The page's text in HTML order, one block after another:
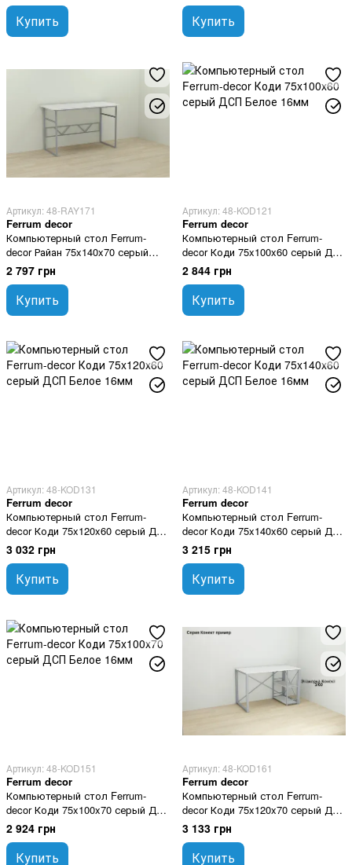
Купить Купить
Артикул: 48-RAY171
Ferrum decor
Компьютерный стол Ferrum-
decor Райан 75x140x70 серый
ДСП Белое 16мм
2 797 грн
Купить
Артикул: 48-KOD121
Ferrum decor
Компьютерный стол Ferrum-
decor Коди 75x100x60 серый ДСП
Белое 16мм
2 844 грн
Купить
Артикул: 48-KOD131
Ferrum decor
Компьютерный стол Ferrum-
decor Коди 75x120x60 серый ДСП
Белое 16мм
3 032 грн
Купить
Артикул: 48-KOD141
Ferrum decor
Компьютерный стол Ferrum-
decor Коди 75x140x60 серый ДСП
Белое 16мм
3 215 грн
Купить
Артикул: 48-KOD151
Ferrum decor
Компьютерный стол Ferrum-
decor Коди 75x100x70 серый ДСП
Белое 16мм
2 924 грн
Купить
Артикул: 48-KOD161
Ferrum decor
Компьютерный стол Ferrum-
decor Коди 75x120x70 серый ДСП
Белое 16мм
3 133 грн
Купить